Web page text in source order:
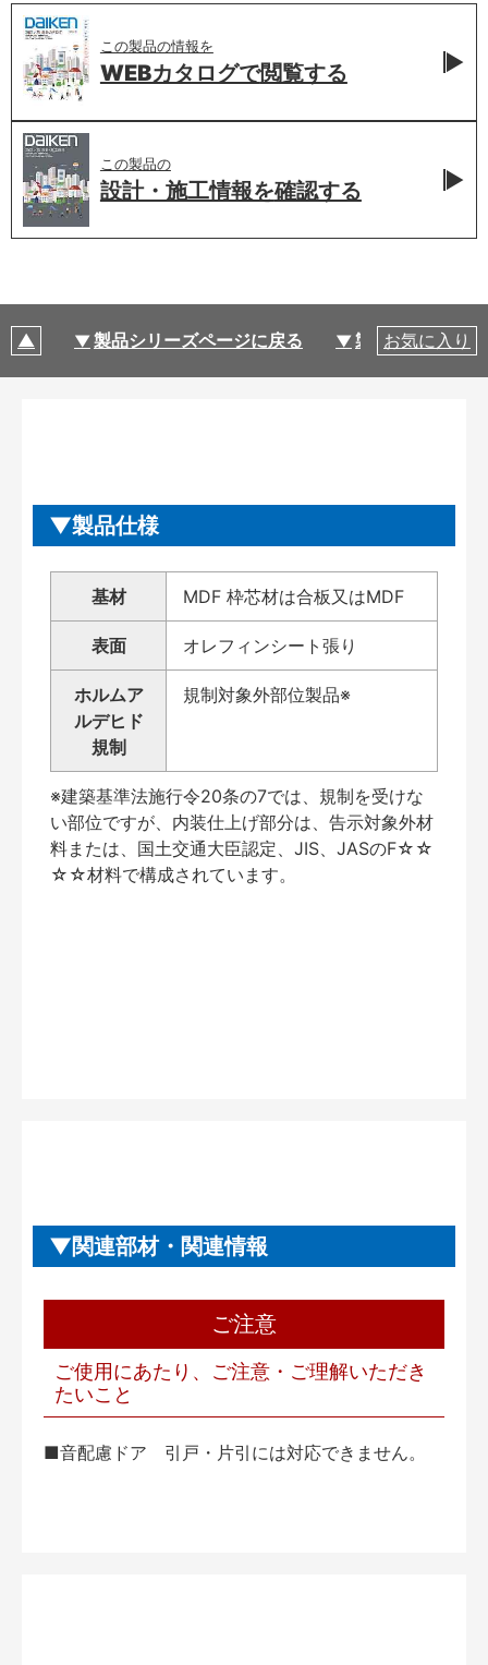
この製品の情報を
WEBカタログで閲覧する
この製品の
設計・施工情報を確認する
製品シリーズページに戻る 製品仕様
お気に入り
製品仕様
基材 MDF 枠芯材は合板又はMDF
表面 オレフィンシート張り
ホルムア
ルデヒド
規制
規制対象外部位製品※
※建築基準法施行令20条の7では、規制を受けな
い部位ですが、内装仕上げ部分は、告示対象外材
料または、国土交通大臣認定、JIS、JASのF☆☆
☆☆材料で構成されています。
関連部材・関連情報
ご注意
ご使用にあたり、ご注意・ご理解いただき
たいこと
■音配慮ドア 引戸・片引には対応できません。